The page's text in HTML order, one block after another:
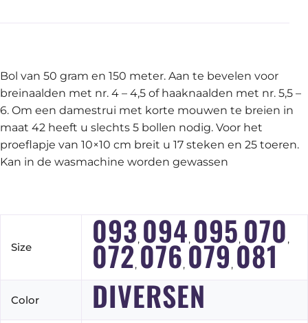
Bol van 50 gram en 150 meter. Aan te bevelen voor
breinaalden met nr. 4 – 4,5 of haaknaalden met nr. 5,5 –
6. Om een damestrui met korte mouwen te breien in
maat 42 heeft u slechts 5 bollen nodig. Voor het
proeflapje van 10×10 cm breit u 17 steken en 25 toeren.
Kan in de wasmachine worden gewassen
Size 093, 094, 095, 070 ,
072, 076, 079, 081
Color DIVERSEN